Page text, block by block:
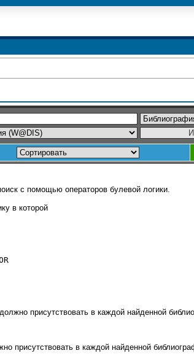
с помощью операторов булевой логики.
в которой
присутствовать в каждой найденной
присутствовать в каждой найденной